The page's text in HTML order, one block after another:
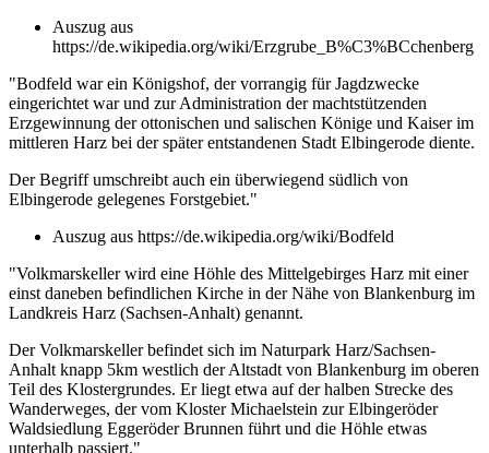
Auszug aus
https://de.wikipedia.org/wiki/Erzgrube_B%C3%BCchenberg
"Bodfeld war ein Königshof, der vorrangig für Jagdzwecke
eingerichtet war und zur Administration der machtstützenden
Erzgewinnung der ottonischen und salischen Könige und Kaiser im
mittleren Harz bei der später entstandenen Stadt Elbingerode diente.
Der Begriff umschreibt auch ein überwiegend südlich von
Elbingerode gelegenes Forstgebiet."
Auszug aus https://de.wikipedia.org/wiki/Bodfeld
"Volkmarskeller wird eine Höhle des Mittelgebirges Harz mit einer
einst daneben befindlichen Kirche in der Nähe von Blankenburg im
Landkreis Harz (Sachsen-Anhalt) genannt.
Der Volkmarskeller befindet sich im Naturpark Harz/Sachsen-
Anhalt knapp 5km westlich der Altstadt von Blankenburg im oberen
Teil des Klostergrundes. Er liegt etwa auf der halben Strecke des
Wanderweges, der vom Kloster Michaelstein zur Elbingeröder
Waldsiedlung Eggeröder Brunnen führt und die Höhle etwas
unterhalb passiert."